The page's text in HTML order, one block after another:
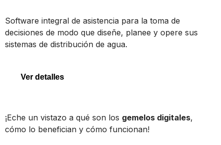
Software integral de asistencia para la toma de
decisiones de modo que diseñe, planee y opere sus
sistemas de distribución de agua.
Ver detalles
¡Eche un vistazo a qué son los gemelos digitales,
cómo lo benefician y cómo funcionan!